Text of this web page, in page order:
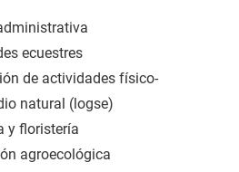
ecuestres
de actividades físico-
natural (logse)
y floristería
agroecológica